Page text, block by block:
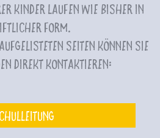
Kinder laufen wie bisher in
Form.
Seiten können Sie
direkt kontaktieren: